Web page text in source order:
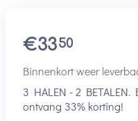
€3350
Binnenkort weer
3 HALEN - 2 BETALEN.
ontvang 33% korting!